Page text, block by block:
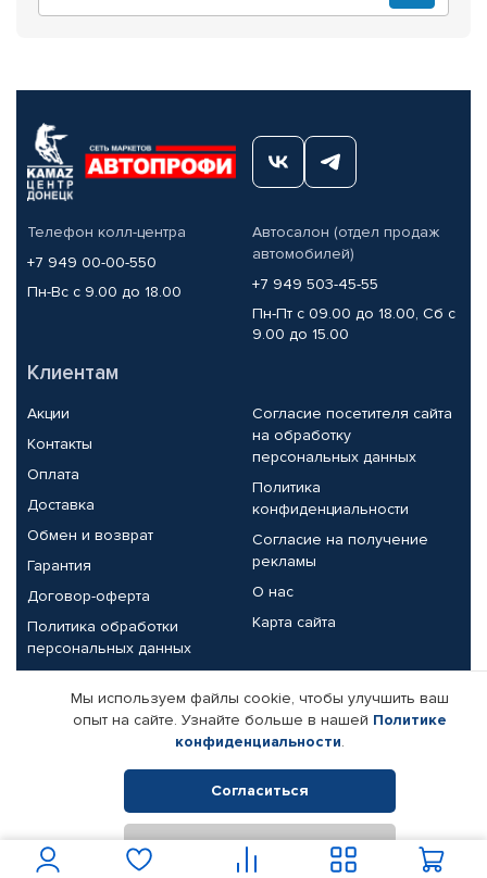
Телефон колл-центра
+7 949 00-00-550
Пн-Вс с 9.00 до 18.00
Автосалон (отдел продаж
автомобилей)
+7 949 503-45-55
Пн-Пт с 09.00 до 18.00, Сб с
9.00 до 15.00
Клиентам
Акции
Контакты
Оплата
Доставка
Обмен и возврат
Гарантия
Договор-оферта
Политика обработки
персональных данных
Согласие посетителя сайта
на обработку
персональных данных
Политика
конфиденциальности
Согласие на получение
рекламы
О нас
Карта сайта
Партнерам
Корпоративным клиентам
Поставщикам
Реквизиты компании
© КАМАЗ ЦЕНТР ДОНЕЦК, 2015-2026. Все права защищены.
Интернет-магазин автомобильных товаров Автопрофи.
Мы используем файлы cookie, чтобы улучшить ваш
опыт на сайте. Узнайте больше в нашей Политике
конфиденциальности.
Согласиться
Отклонить